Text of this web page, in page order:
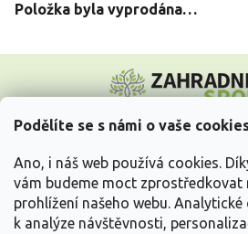
Podělíte se s námi o vaše
Ano, i náš web používá cookies.
vám budeme moct zprostředkovat
prohlížení našeho webu.
k analýze návštěvnosti,
Položka byla vyprodána…
p
Vše o nákupu
Informace pro Vás